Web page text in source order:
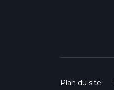
Plan du site